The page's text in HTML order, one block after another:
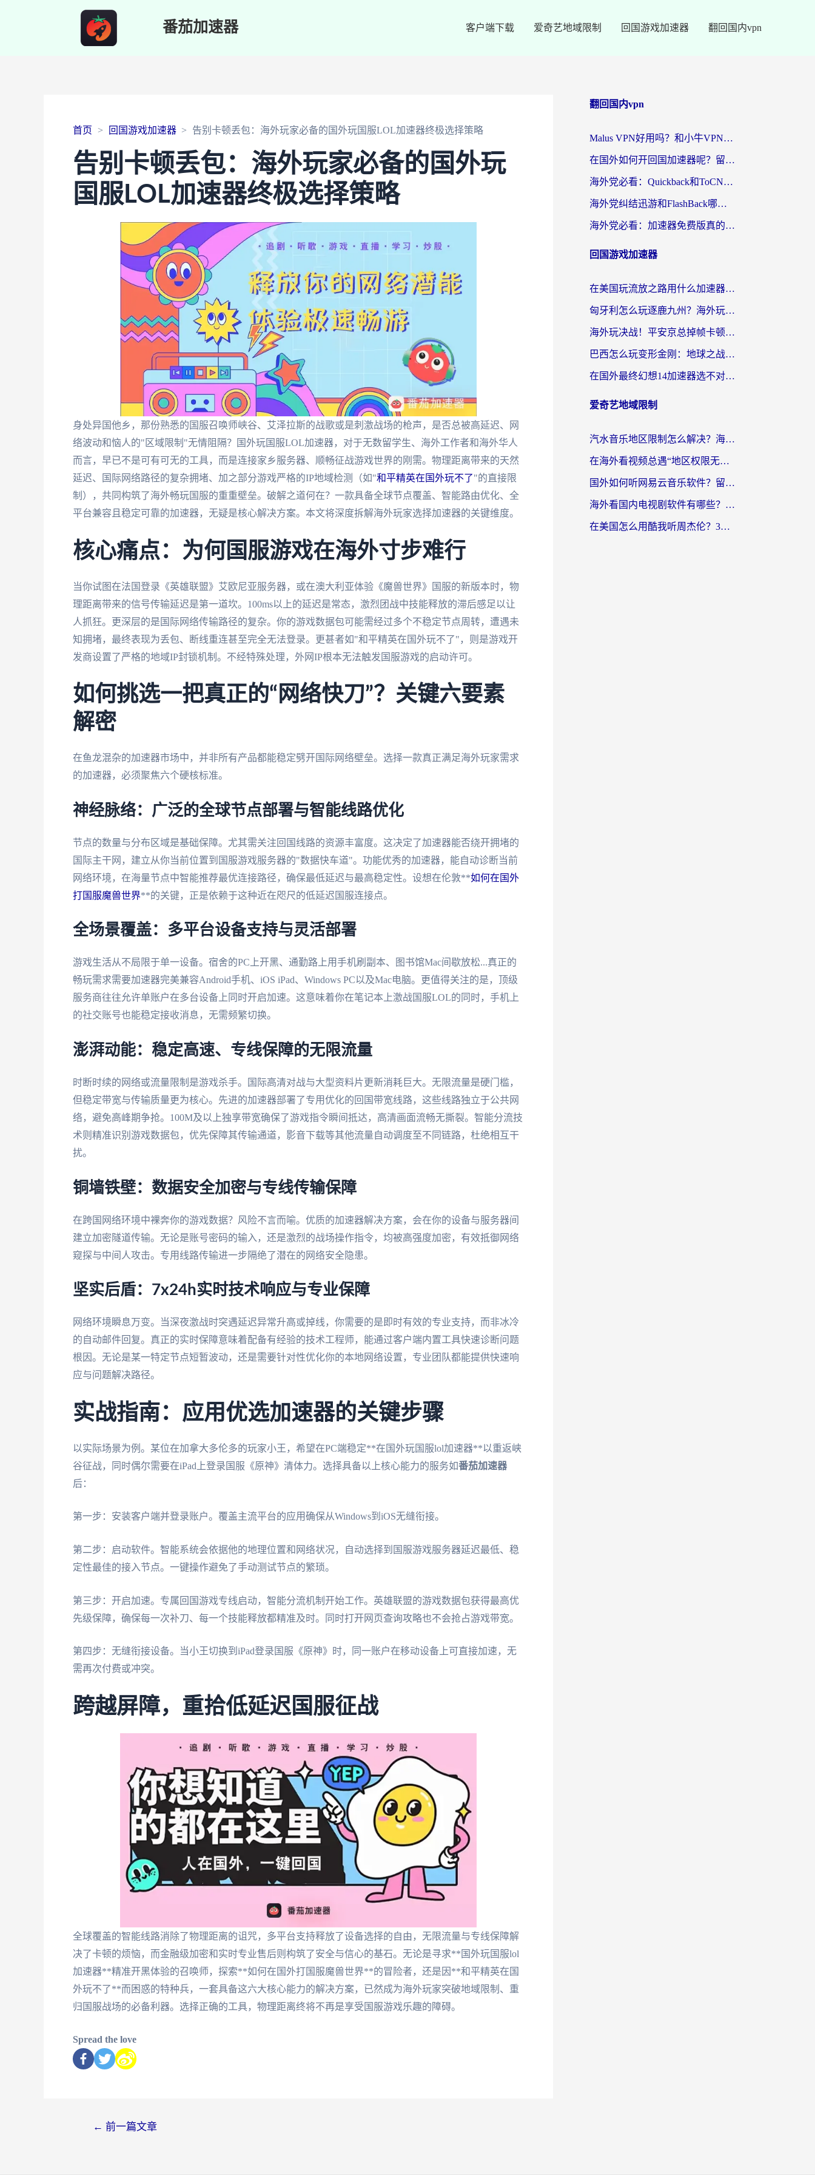
番茄加速器 客户端下载 爱奇艺地域限制 回国游戏加速器 翻回国内vpn
首页 回国游戏加速器 告别卡顿丢包：海外玩家必备的国外玩国服LOL加速器终极选择策略
告别卡顿丢包：海外玩家必备的国外玩
国服LOL加速器终极选择策略
身处异国他乡，那份熟悉的国服召唤师峡谷、艾泽拉斯的战歌或是刺激战场的枪声，是否总被高延迟、网
络波动和恼人的"区域限制"无情阻隔？国外玩国服LOL加速器，对于无数留学生、海外工作者和海外华人
而言，早已不是可有可无的工具，而是连接家乡服务器、顺畅征战游戏世界的刚需。物理距离带来的天然
延迟、国际网络路径的复杂拥堵、加之部分游戏严格的IP地域检测（如"和平精英在国外玩不了"的直接限
制），共同构筑了海外畅玩国服的重重壁垒。破解之道何在？一款具备全球节点覆盖、智能路由优化、全
平台兼容且稳定可靠的加速器，无疑是核心解决方案。本文将深度拆解海外玩家选择加速器的关键维度。
核心痛点：为何国服游戏在海外寸步难行
当你试图在法国登录《英雄联盟》艾欧尼亚服务器，或在澳大利亚体验《魔兽世界》国服的新版本时，物
理距离带来的信号传输延迟是第一道坎。100ms以上的延迟是常态，激烈团战中技能释放的滞后感足以让
人抓狂。更深层的是国际网络传输路径的复杂。你的游戏数据包可能需经过多个不稳定节点周转，遭遇未
知拥堵，最终表现为丢包、断线重连甚至完全无法登录。更甚者如"和平精英在国外玩不了"，则是游戏开
发商设置了严格的地域IP封锁机制。不经特殊处理，外网IP根本无法触发国服游戏的启动许可。
如何挑选一把真正的“网络快刀”？关键六要素
解密
在鱼龙混杂的加速器市场中，并非所有产品都能稳定劈开国际网络壁垒。选择一款真正满足海外玩家需求
的加速器，必须聚焦六个硬核标准。
神经脉络：广泛的全球节点部署与智能线路优化
节点的数量与分布区域是基础保障。尤其需关注回国线路的资源丰富度。这决定了加速器能否绕开拥堵的
国际主干网，建立从你当前位置到国服游戏服务器的"数据快车道"。功能优秀的加速器，能自动诊断当前
网络环境，在海量节点中智能推荐最优连接路径，确保最低延迟与最高稳定性。设想在伦敦**如何在国外
打国服魔兽世界**的关键，正是依赖于这种近在咫尺的低延迟国服连接点。
全场景覆盖：多平台设备支持与灵活部署
游戏生活从不局限于单一设备。宿舍的PC上开黑、通勤路上用手机刷副本、图书馆Mac间歇放松...真正的
畅玩需求需要加速器完美兼容Android手机、iOS iPad、Windows PC以及Mac电脑。更值得关注的是，顶级
服务商往往允许单账户在多台设备上同时开启加速。这意味着你在笔记本上激战国服LOL的同时，手机上
的社交账号也能稳定接收消息，无需频繁切换。
澎湃动能：稳定高速、专线保障的无限流量
时断时续的网络或流量限制是游戏杀手。国际高清对战与大型资料片更新消耗巨大。无限流量是硬门槛，
但稳定带宽与传输质量更为核心。先进的加速器部署了专用优化的回国带宽线路，这些线路独立于公共网
络，避免高峰期争抢。100M及以上独享带宽确保了游戏指令瞬间抵达，高清画面流畅无撕裂。智能分流技
术则精准识别游戏数据包，优先保障其传输通道，影音下载等其他流量自动调度至不同链路，杜绝相互干
扰。
铜墙铁壁：数据安全加密与专线传输保障
在跨国网络环境中裸奔你的游戏数据？风险不言而喻。优质的加速器解决方案，会在你的设备与服务器间
建立加密隧道传输。无论是账号密码的输入，还是激烈的战场操作指令，均被高强度加密，有效抵御网络
窥探与中间人攻击。专用线路传输进一步隔绝了潜在的网络安全隐患。
坚实后盾：7x24h实时技术响应与专业保障
网络环境瞬息万变。当深夜激战时突遇延迟异常升高或掉线，你需要的是即时有效的专业支持，而非冰冷
的自动邮件回复。真正的实时保障意味着配备有经验的技术工程师，能通过客户端内置工具快速诊断问题
根因。无论是某一特定节点短暂波动，还是需要针对性优化你的本地网络设置，专业团队都能提供快速响
应与问题解决路径。
实战指南：应用优选加速器的关键步骤
以实际场景为例。某位在加拿大多伦多的玩家小王，希望在PC端稳定**在国外玩国服lol加速器**以重返峡
谷征战，同时偶尔需要在iPad上登录国服《原神》清体力。选择具备以上核心能力的服务如番茄加速器
后：
第一步：安装客户端并登录账户。覆盖主流平台的应用确保从Windows到iOS无缝衔接。
第二步：启动软件。智能系统会依据他的地理位置和网络状况，自动选择到国服游戏服务器延迟最低、稳
定性最佳的接入节点。一键操作避免了手动测试节点的繁琐。
第三步：开启加速。专属回国游戏专线启动，智能分流机制开始工作。英雄联盟的游戏数据包获得最高优
先级保障，确保每一次补刀、每一个技能释放都精准及时。同时打开网页查询攻略也不会抢占游戏带宽。
第四步：无缝衔接设备。当小王切换到iPad登录国服《原神》时，同一账户在移动设备上可直接加速，无
需再次付费或冲突。
跨越屏障，重拾低延迟国服征战
全球覆盖的智能线路消除了物理距离的诅咒，多平台支持释放了设备选择的自由，无限流量与专线保障解
决了卡顿的烦恼，而金融级加密和实时专业售后则构筑了安全与信心的基石。无论是寻求**国外玩国服lol
加速器**精准开黑体验的召唤师，探索**如何在国外打国服魔兽世界**的冒险者，还是因**和平精英在国
外玩不了**而困惑的特种兵，一套具备这六大核心能力的解决方案，已然成为海外玩家突破地域限制、重
归国服战场的必备利器。选择正确的工具，物理距离终将不再是享受国服游戏乐趣的障碍。
Spread the love
← 前一篇文章
翻回国内vpn
Malus VPN好用吗？和小牛VPN对比哪个回国效果更好？海外党亲测实用指南
在国外如何开回国加速器呢？留学生亲测的无缝访问国内资源指南
海外党必看：Quickback和ToCN好用吗？3分钟选对回国加速器的实用指南
海外党纠结迅游和FlashBack哪个好？2026实用指南教你选对回国加速器
海外党必看：加速器免费版真的能解决回国访问难题吗？附实用选择指南
回国游戏加速器
在美国玩流放之路用什么加速器？海外党国服游戏不卡顿的终极攻略
匈牙利怎么玩逐鹿九州？海外玩家国服游戏加速器终极指南（附永劫无间荣耀新三国解决方案）
海外玩决战！平安京总掉帧卡顿？用什么加速器比较好？实测指南来了
巴西怎么玩变形金刚：地球之战？海外玩家国服游戏加速终极指南（附新诛仙延迟密室逃脱18解决办法）
在国外最终幻想14加速器选不对？海外玩家的国服游戏加速避坑指南
爱奇艺地域限制
汽水音乐地区限制怎么解决？海外听国内音乐的实用指南来了
在海外看视频总遇“地区权限无法观看”？这篇攻略帮你轻松解锁国内影视动漫
国外如何听网易云音乐软件？留学生亲测有效的回国加速方案
海外看国内电视剧软件有哪些？海外党专属追剧指南来了
在美国怎么用酷我听周杰伦？3步解决海外听歌地域限制，附QQ音乐网易云通用技巧